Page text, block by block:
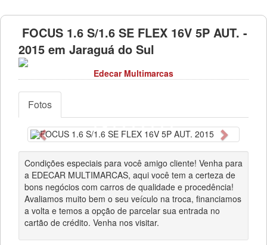
FOCUS 1.6 S/1.6 SE FLEX 16V 5P AUT. -
2015 em Jaraguá do Sul
Edecar Multimarcas
Fotos
Anterior Próximo
Condições especiais para você amigo cliente! Venha para
a EDECAR MULTIMARCAS, aqui você tem a certeza de
bons negócios com carros de qualidade e procedência!
Avaliamos muito bem o seu veículo na troca, financiamos
a volta e temos a opção de parcelar sua entrada no
cartão de crédito. Venha nos visitar.